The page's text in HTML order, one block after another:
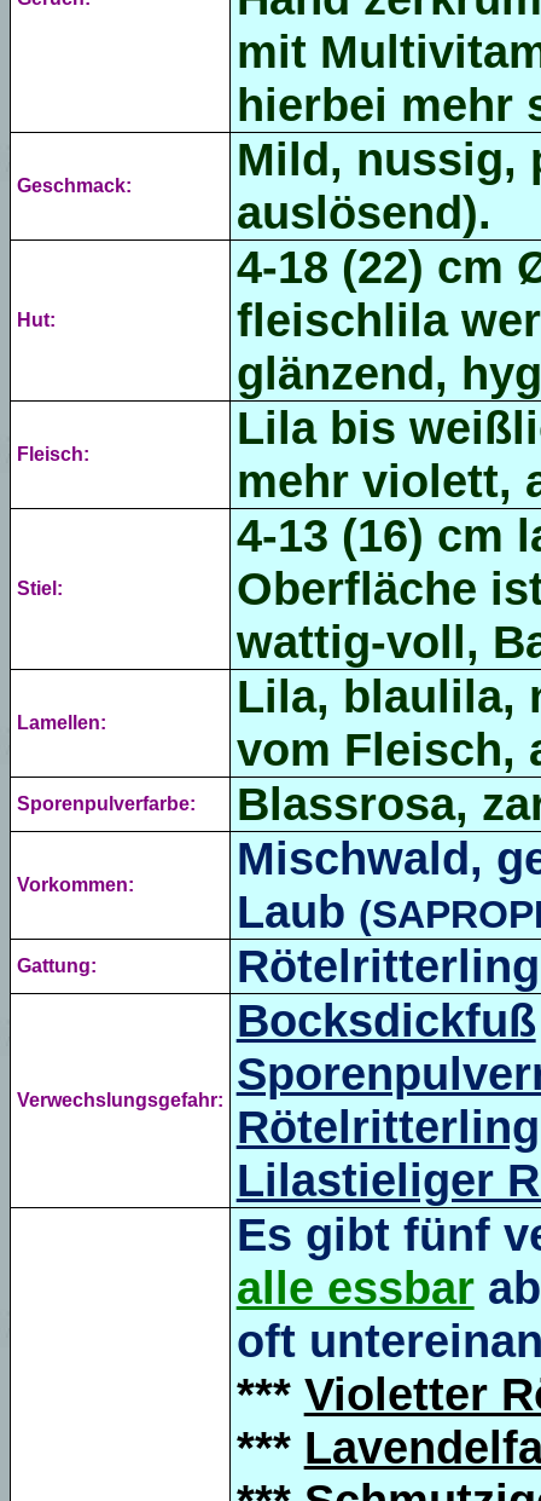
mit
hierbei mehr
Geschmack:
Mild, nussig,
auslösend).
Hut:
4-18 (22)
fleischlila
glänzend,
Fleisch:
Lila bis
mehr violett,
Stiel:
4-13 (16) cm
Oberfläche
wattig-voll,
Lamellen:
Lila, blaulila,
vom Fleisch,
Sporenpulverfarbe: Blassrosa,
Vorkommen:
Mischwald,
Laub
Gattung:
Verwechslungsgefahr:
Bocksdickfuß
Rötelritterling
Lilastieliger
Es gibt fünf
alle essbar
oft
*** Violetter
***